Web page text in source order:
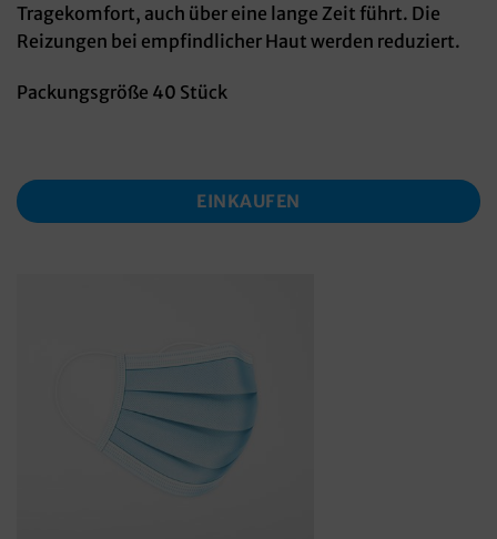
Tragekomfort, auch über eine lange Zeit führt. Die
Reizungen bei empfindlicher Haut werden reduziert.
Packungsgröße 40 Stück
EINKAUFEN